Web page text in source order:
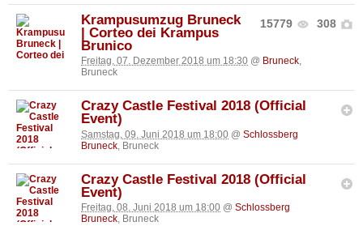
15779 308
Krampusumzug Bruneck
| Corteo dei Krampus
Brunico
Freitag, 07. Dezember 2018 um 18:30 @ Bruneck,
Bruneck
Crazy Castle Festival 2018 (Official
Event)
Samstag, 09. Juni 2018 um 18:00 @ Schlossberg
Bruneck, Bruneck
Crazy Castle Festival 2018 (Official
Event)
Freitag, 08. Juni 2018 um 18:00 @ Schlossberg
Bruneck, Bruneck